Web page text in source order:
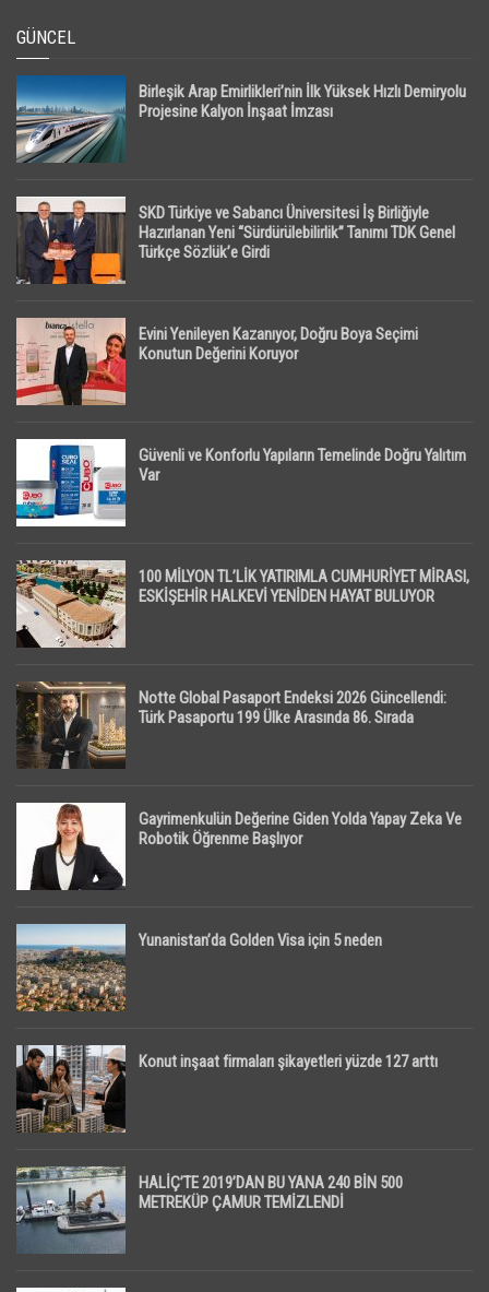
GÜNCEL
Birleşik Arap Emirlikleri’nin İlk Yüksek Hızlı Demiryolu
Projesine Kalyon İnşaat İmzası
SKD Türkiye ve Sabancı Üniversitesi İş Birliğiyle
Hazırlanan Yeni “Sürdürülebilirlik” Tanımı TDK Genel
Türkçe Sözlük’e Girdi
Evini Yenileyen Kazanıyor, Doğru Boya Seçimi
Konutun Değerini Koruyor
Güvenli ve Konforlu Yapıların Temelinde Doğru Yalıtım
Var
100 MİLYON TL’LİK YATIRIMLA CUMHURİYET MİRASI,
ESKİŞEHİR HALKEVİ YENİDEN HAYAT BULUYOR
Notte Global Pasaport Endeksi 2026 Güncellendi:
Türk Pasaportu 199 Ülke Arasında 86. Sırada
Gayrimenkulün Değerine Giden Yolda Yapay Zeka Ve
Robotik Öğrenme Başlıyor
Yunanistan’da Golden Visa için 5 neden
Konut inşaat firmaları şikayetleri yüzde 127 arttı
HALİÇ’TE 2019’DAN BU YANA 240 BİN 500
METREKÜP ÇAMUR TEMİZLENDİ